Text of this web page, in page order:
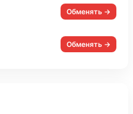
Обменять →
Обменять →